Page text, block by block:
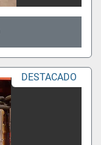
DESTACADO